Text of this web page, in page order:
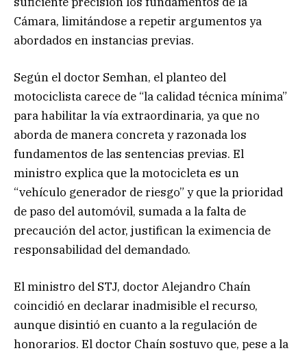
Cámara, limitándose a repetir argumentos ya
abordados en instancias previas.
Según el doctor Semhan, el planteo del
motociclista carece de “la calidad técnica mínima”
para habilitar la vía extraordinaria, ya que no
aborda de manera concreta y razonada los
fundamentos de las sentencias previas. El
ministro explica que la motocicleta es un
“vehículo generador de riesgo” y que la prioridad
de paso del automóvil, sumada a la falta de
precaución del actor, justifican la eximencia de
responsabilidad del demandado.
El ministro del STJ, doctor Alejandro Chaín
coincidió en declarar inadmisible el recurso,
aunque disintió en cuanto a la regulación de
honorarios. El doctor Chaín sostuvo que, pese a la